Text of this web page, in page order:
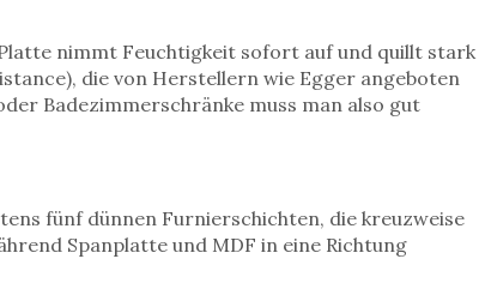
nimmt Feuchtigkeit sofort auf und quillt stark
die von Herstellern wie Egger angeboten
Badezimmerschränke muss man also gut
fünf dünnen Furnierschichten, die kreuzweise
Spanplatte und MDF in eine Richtung